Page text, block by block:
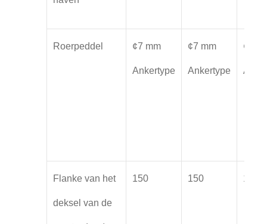
Roerpeddel ¢7 mm
Ankertype
¢7 mm
Ankertype
¢7
Flanke van het
deksel van de
150 150 150